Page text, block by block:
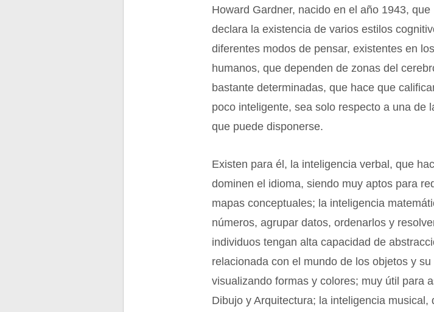
Howard Gardner, nacido en el año 1943, que
declara la existencia de varios estilos
diferentes modos de pensar, existentes en
humanos, que dependen de zonas del
bastante determinadas, que hace que
poco inteligente, sea solo respecto a una de
que puede disponerse.
Existen para él, la inteligencia verbal, que
dominen el idioma, siendo muy aptos para
mapas conceptuales; la inteligencia
números, agrupar datos, ordenarlos y
individuos tengan alta capacidad de
relacionada con el mundo de los objetos y
visualizando formas y colores; muy útil para
Dibujo y Arquitectura; la inteligencia